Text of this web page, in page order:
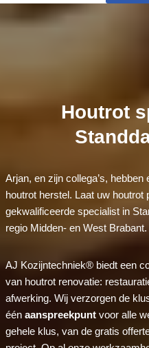
Houtrot
Arjan, en zijn collega’s,
houtrot herstel. Laat uw houtrot
gekwalificeerde specialist in
regio Midden- en West Brabant.
AJ Kozijntechniek® biedt een
van houtrot renovatie:
afwerking. Wij verzorgen de
één aanspreekpuntvoor alle
gehele klus, van de gratis